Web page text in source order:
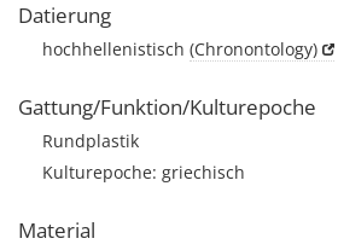
Datierung
hochhellenistisch (Chronontology)
Gattung/Funktion/Kulturepoche
Rundplastik
Kulturepoche: griechisch
Material